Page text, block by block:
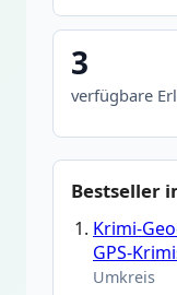
3
verfügbare
Bestseller
Krimi-
GPS-
Umkreis